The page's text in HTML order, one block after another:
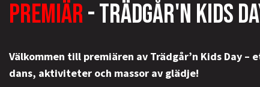
PREMIÄR- TRÄDGÅR'N KIDS
Välkommen till premiären av Trädgår’n Kids Day
dans, aktiviteter och massor av glädje!